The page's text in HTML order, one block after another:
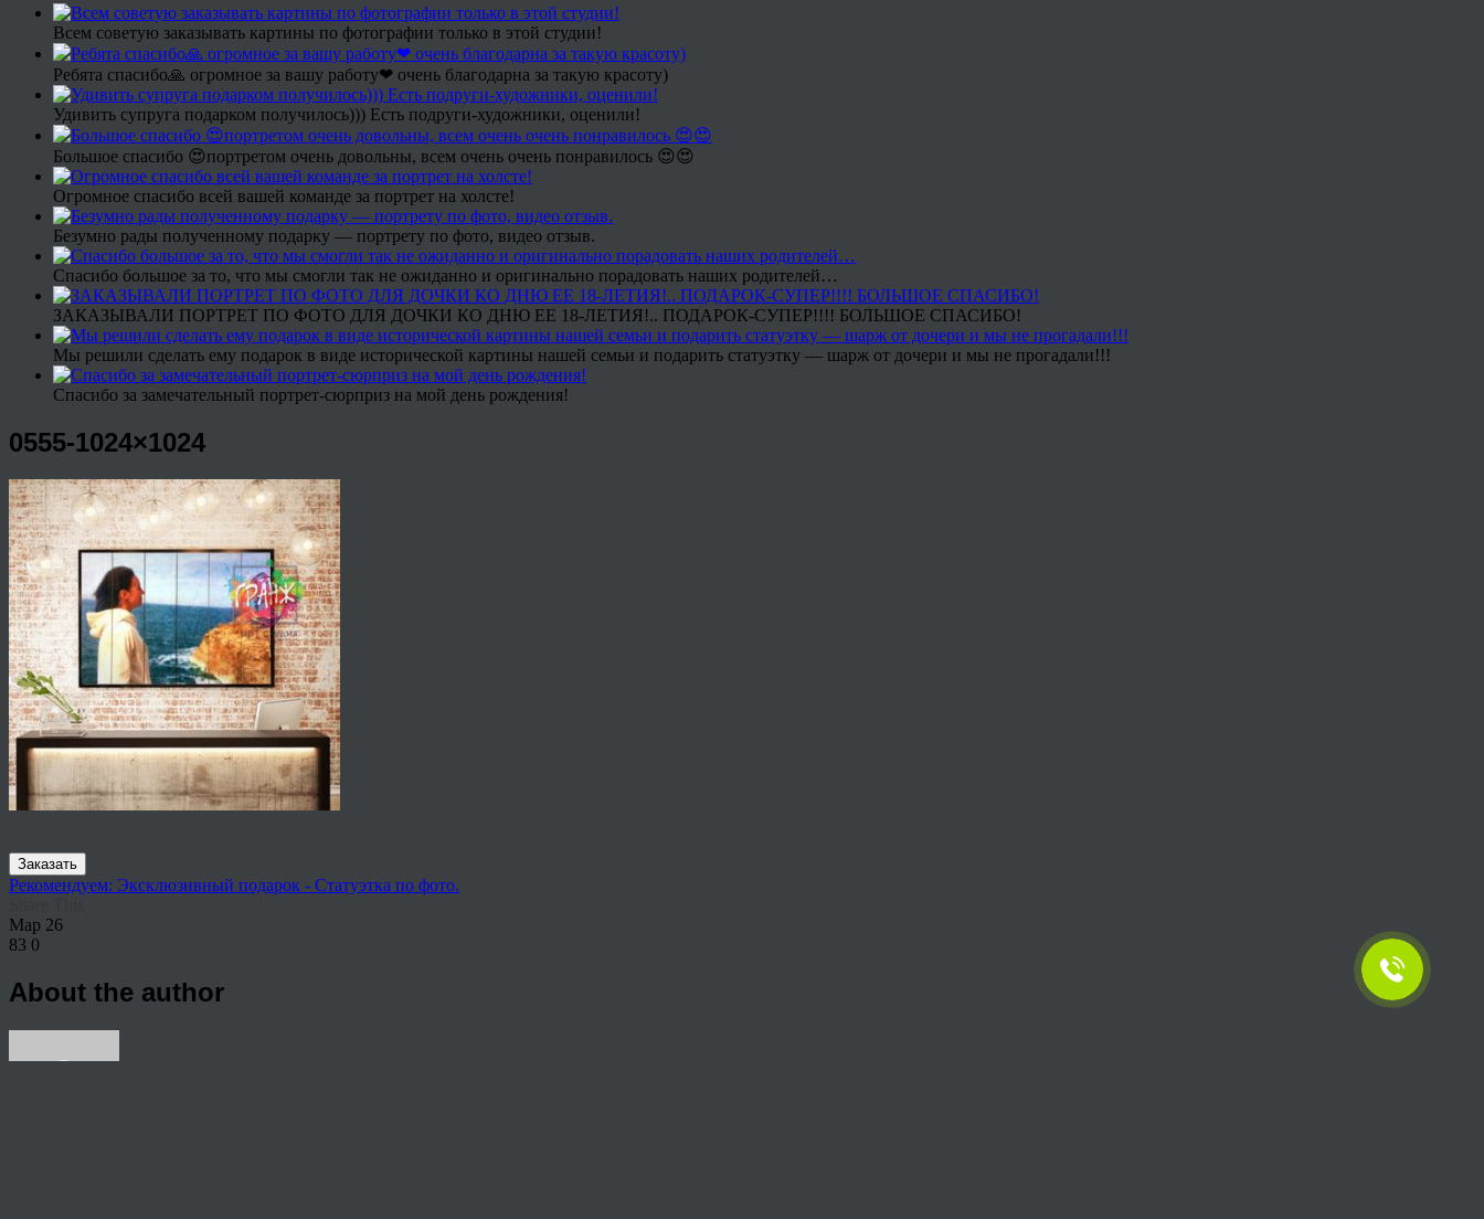
Всем советую заказывать картины по фотографии только в этой студии!
Ребята спасибо🙏 огромное за вашу работу❤ очень благодарна за такую красоту)
Удивить супруга подарком получилось))) Есть подруги-художники, оценили!
Большое спасибо 😍портретом очень довольны, всем очень очень понравилось 😍😍
Огромное спасибо всей вашей команде за портрет на холсте!
Безумно рады полученному подарку — портрету по фото, видео отзыв.
Спасибо большое за то, что мы смогли так не ожиданно и оригинально порадовать наших родителей…
ЗАКАЗЫВАЛИ ПОРТРЕТ ПО ФОТО ДЛЯ ДОЧКИ КО ДНЮ ЕЕ 18-ЛЕТИЯ!.. ПОДАРОК-СУПЕР!!!! БОЛЬШОЕ СПАСИБО!
Мы решили сделать ему подарок в виде исторической картины нашей семьи и подарить статуэтку — шарж от дочери и мы не прогадали!!!
Спасибо за замечательный портрет-сюрприз на мой день рождения!
0555-1024×1024
Заказать
Рекомендуем: Эксклюзивный подарок - Статуэтка по фото.
Мар 26
83 0
About the author